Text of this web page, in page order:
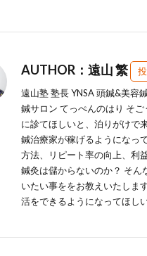
AUTHOR：遠山 繁
遠山塾 塾長 YNSA 頭鍼&美容
鍼サロン てっぺんのはり そ
に診てほしいと、泊りがけで
鍼治療家が稼げるようになっ
方法、リピート率の向上、利
鍼灸は儲からないのか？ そん
いたい事ををお教えいたしま
活をできるようになってほし